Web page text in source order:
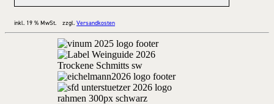
inkl. 19 % MwSt. zzgl. Versandkosten